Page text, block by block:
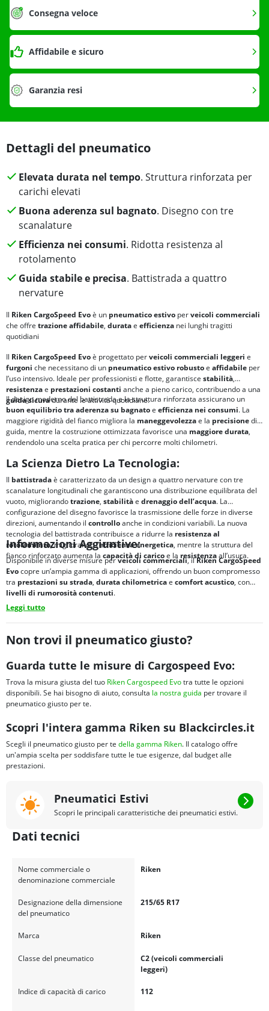
Consegna veloce
Affidabile e sicuro
Garanzia resi
Dettagli del pneumatico
Elevata durata nel tempo. Struttura rinforzata per
carichi elevati
Buona aderenza sul bagnato. Disegno con tre
scanalature
Efficienza nei consumi. Ridotta resistenza al
rotolamento
Guida stabile e precisa. Battistrada a quattro
nervature
Il Riken CargoSpeed Evoè un pneumatico estivo perveicoli commerciali
che offre trazione affidabile, duratae efficienza nei lunghi tragitti
quotidiani
Il Riken CargoSpeed Evoè progettato perveicoli commerciali leggeri e
furgoni che necessitano di un pneumatico estivo robustoe affidabile per
l’uso intensivo. Ideale per professionisti e flotte, garantisce stabilità,
resistenzae prestazioni costanti anche a pieno carico, contribuendo a una
guida sicuradurante le attività quotidiane.
Il design moderno del battistrada e la struttura rinforzata assicurano un
buon equilibrio traaderenza su bagnatoe efficienza nei consumi. La
maggiore rigidità del fianco migliora la maneggevolezzae la precisionedi
guida, mentre la costruzione ottimizzata favorisce una maggiore durata,
rendendolo una scelta pratica per chi percorre molti chilometri.
La Scienza Dietro La Tecnologia:
Il battistradaè caratterizzato da un design a quattro nervature con tre
scanalature longitudinali che garantiscono una distribuzione equilibrata del
vuoto, migliorandotrazione, stabilitàe drenaggio dell’acqua. La
configurazione del disegno favorisce la trasmissione delle forze in diverse
direzioni, aumentando il controlloanche in condizioni variabili. La nuova
tecnologia del battistrada contribuisce a ridurre la resistenza al
rotolamento, migliorando l’efficienza energetica, mentre la struttura del
fianco rinforzato aumenta la capacità di caricoe la resistenzaall’usura.
Informazioni Aggiuntive:
Disponibile in diverse misure perveicoli commerciali, ilRiken CargoSpeed
Evocopre un’ampia gamma di applicazioni, offrendo un buon compromesso
tra prestazioni su strada, durata chilometricae comfort acustico, con
livelli di rumorosità contenuti.
Leggi tutto
Non trovi il pneumatico giusto?
Guarda tutte le misure di Cargospeed Evo:
Trova la misura giusta del tuo Riken Cargospeed Evotra tutte le opzioni
disponibili. Se hai bisogno di aiuto, consulta la nostra guida per trovare il
pneumatico giusto per te.
Scopri l'intera gamma Riken su Blackcircles.it
Scegli il pneumatico giusto per te della gamma Riken. Il catalogo offre
un'ampia scelta per soddisfare tutte le tue esigenze, dal budget alle
prestazioni.
Pneumatici Estivi
Scopri le principali caratteristiche dei pneumatici estivi.
Dati tecnici
Nome commerciale o
denominazione commerciale
Riken
Designazione della dimensione
del pneumatico
215/65 R17
Marca Riken
Classe del pneumatico
C2 (veicoli commerciali
leggeri)
Indice di capacità di carico 112